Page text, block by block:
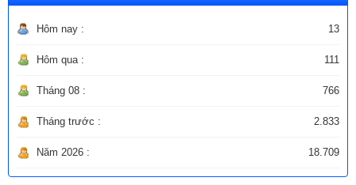
Hôm nay : 13
Hôm qua : 111
Tháng 08 : 766
Tháng trước : 2.833
Năm 2026 : 18.709